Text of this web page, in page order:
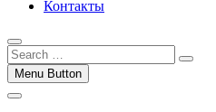
Контакты
Menu Button